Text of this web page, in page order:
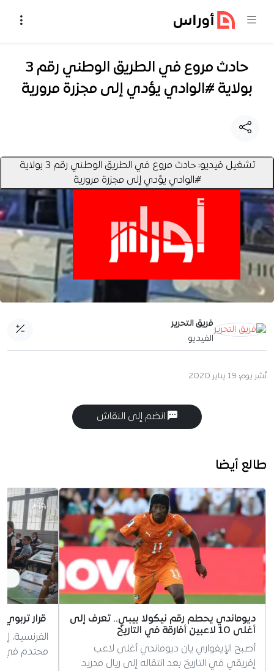
حادث مروع في الطريق الوطني رقم 3
بولاية #الوادي يؤدي إلى مجزرة مرورية
تشغيل فيديو: حادث مروع في الطريق الوطني رقم 3 بولاية
#الوادي يؤدي إلى مجزرة مرورية
فريق التحرير
الفيديو
نُشر يوم: 19 يناير 2020
انضم إلى النقاش
طالع أيضا
ديوماندي يحطم رقم نيكولا بيبي.. تعرف إلى
أغلى 10 لاعبين أفارقة في التاريخ
أصبح الإيفواري يان ديوماندي أغلى لاعب
إفريقي في التاريخ بعد انتقاله إلى ريال مدريد
قرار
الفرنسية،
محتدم في